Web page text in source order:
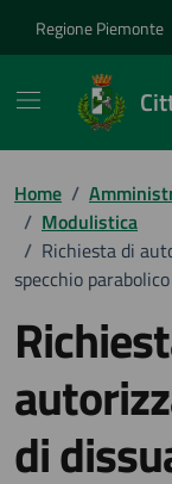
Regione Piemonte
Home /
/ Modulistica
/ Richiesta di
specchio parabolico
di